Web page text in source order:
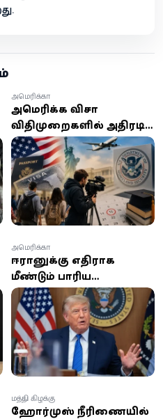
அமெரிக்க விசா
விதிமுறைகளில் அதிரடி
மாற்றம்: வெளிநாட்டு
மாணவர்கள் மற்றும்
ஊடகவியலாளர்களுக்கு
புதிய கட்டுப்பாடுகள்
அமெரிக்கா
ஈரானுக்கு எதிராக
மீண்டும் பாரிய
தாக்குதல்களை நடத்த
டிரம்ப் திட்டம்:
இராணுவத்துக்கு உத்தரவு
வழங்கியதாக தகவல்!
அமெரிக்கா
ஹோர்முஸ் நீரிணையில்
மத்திய கிழக்கு